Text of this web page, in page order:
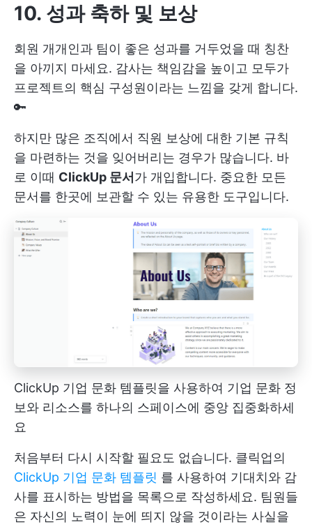
10. 성과 축하 및 보상
회원 개개인과 팀이 좋은 성과를 거두었을 때 칭찬
을 아끼지 마세요. 감사는 책임감을 높이고 모두가
프로젝트의 핵심 구성원이라는 느낌을 갖게 합니다.
🔑
하지만 많은 조직에서 직원 보상에 대한 기본 규칙
을 마련하는 것을 잊어버리는 경우가 많습니다. 바
로 이때 ClickUp 문서가 개입합니다. 중요한 모든
문서를 한곳에 보관할 수 있는 유용한 도구입니다.
ClickUp 기업 문화 템플릿을 사용하여 기업 문화 정
보와 리소스를 하나의 스페이스에 중앙 집중화하세
요
처음부터 다시 시작할 필요도 없습니다. 클릭업의
ClickUp 기업 문화 템플릿 를 사용하여 기대치와 감
사를 표시하는 방법을 목록으로 작성하세요. 팀원들
은 자신의 노력이 눈에 띄지 않을 것이라는 사실을